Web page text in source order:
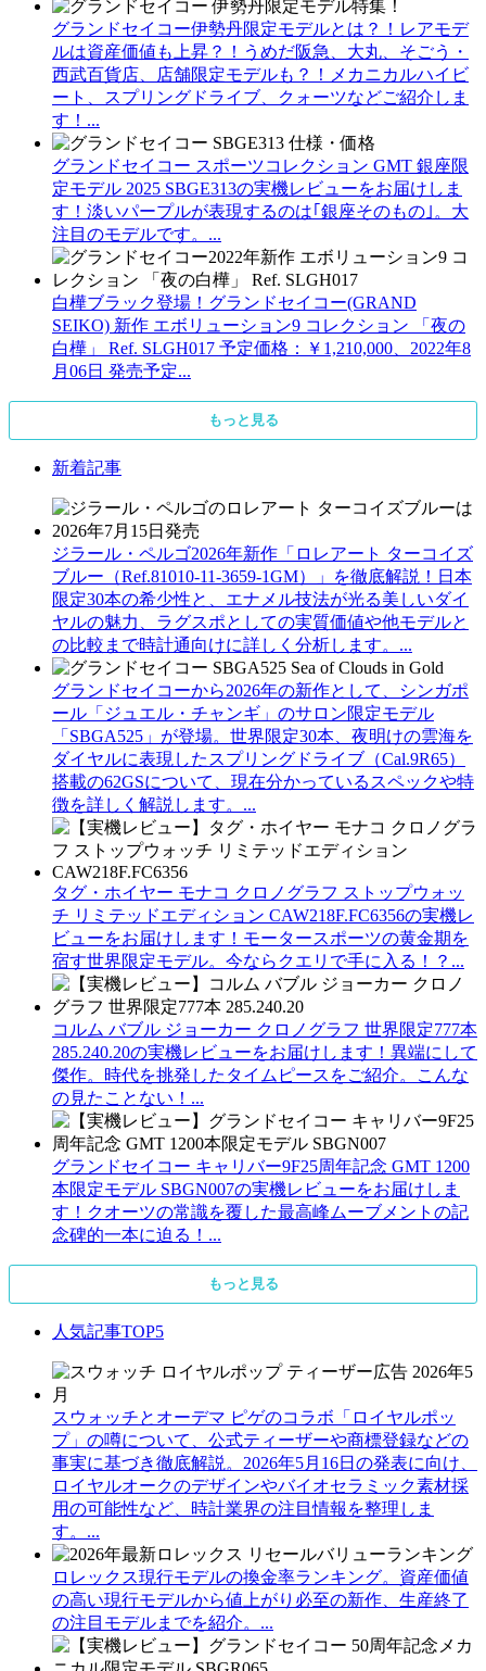
グランドセイコー伊勢丹限定モデルとは？！レアモデ
ルは資産価値も上昇？！うめだ阪急、大丸、そごう・
西武百貨店、店舗限定モデルも？！メカニカルハイビ
ート、スプリングドライブ、クォーツなどご紹介しま
す！...
グランドセイコー スポーツコレクション GMT 銀座限
定モデル 2025 SBGE313の実機レビューをお届けしま
す！淡いパープルが表現するのは｢銀座そのもの｣。大
注目のモデルです。...
白樺ブラック登場！グランドセイコー(GRAND
SEIKO) 新作 エボリューション9 コレクション 「夜の
白樺」 Ref. SLGH017 予定価格：￥1,210,000、2022年8
月06日 発売予定...
もっと見る
新着記事
ジラール・ペルゴ2026年新作「ロレアート ターコイズ
ブルー（Ref.81010-11-3659-1GM）」を徹底解説！日本
限定30本の希少性と、エナメル技法が光る美しいダイ
ヤルの魅力、ラグスポとしての実質価値や他モデルと
の比較まで時計通向けに詳しく分析します。...
グランドセイコーから2026年の新作として、シンガポ
ール「ジュエル・チャンギ」のサロン限定モデル
「SBGA525」が登場。世界限定30本、夜明けの雲海を
ダイヤルに表現したスプリングドライブ（Cal.9R65）
搭載の62GSについて、現在分かっているスペックや特
徴を詳しく解説します。...
タグ・ホイヤー モナコ クロノグラフ ストップウォッ
チ リミテッドエディション CAW218F.FC6356の実機レ
ビューをお届けします！モータースポーツの黄金期を
宿す世界限定モデル。今ならクエリで手に入る！？...
コルム バブル ジョーカー クロノグラフ 世界限定777本
285.240.20の実機レビューをお届けします！異端にして
傑作。時代を挑発したタイムピースをご紹介。こんな
の見たことない！...
グランドセイコー キャリバー9F25周年記念 GMT 1200
本限定モデル SBGN007の実機レビューをお届けしま
す！クオーツの常識を覆した最高峰ムーブメントの記
念碑的一本に迫る！...
もっと見る
人気記事TOP5
スウォッチとオーデマ ピゲのコラボ「ロイヤルポッ
プ」の噂について、公式ティーザーや商標登録などの
事実に基づき徹底解説。2026年5月16日の発表に向け、
ロイヤルオークのデザインやバイオセラミック素材採
用の可能性など、時計業界の注目情報を整理しま
す。...
ロレックス現行モデルの換金率ランキング。資産価値
の高い現行モデルから値上がり必至の新作、生産終了
の注目モデルまでを紹介。...